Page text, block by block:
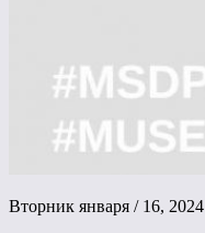
Вторник января / 16, 2024